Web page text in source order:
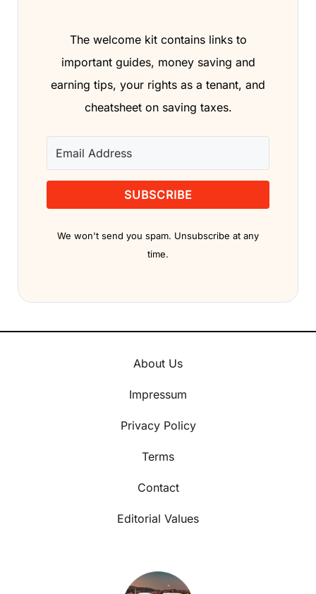
The welcome kit contains links to
important guides, money saving and
earning tips, your rights as a tenant, and
cheatsheet on saving taxes.
SUBSCRIBE
We won't send you spam. Unsubscribe at any
time.
About Us
Impressum
Privacy Policy
Terms
Contact
Editorial Values